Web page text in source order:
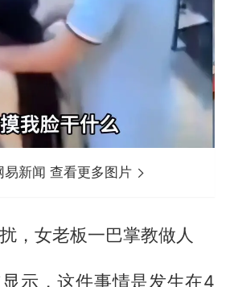
易新闻 查看更多图片
，女老板一巴掌教做人
示，这件事情是发生在4